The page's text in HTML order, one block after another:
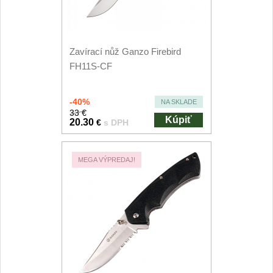
Zavírací nůž Ganzo Firebird
FH11S-CF
-40% NA SKLADE
33 €
20.30 € s DPH Kúpiť
MEGA VÝPREDAJ!